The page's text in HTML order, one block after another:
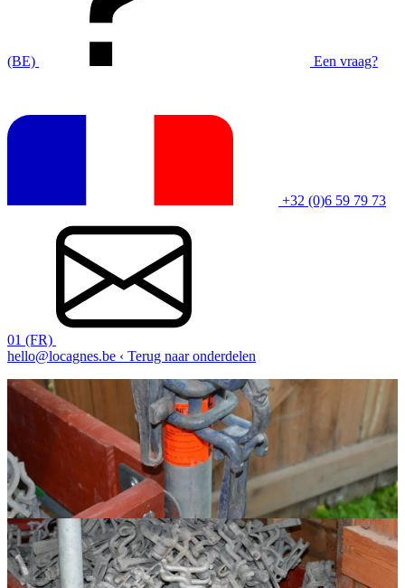
(BE) Een vraag?
+32 (0)6 59 79 73
01 (FR)
hello@locagnes.be ‹ Terug naar onderdelen